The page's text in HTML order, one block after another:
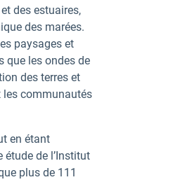
des estuaires,
des marées.
paysages et
que les ondes de
des terres et
les communautés
en étant
de l’Institut
plus de 111